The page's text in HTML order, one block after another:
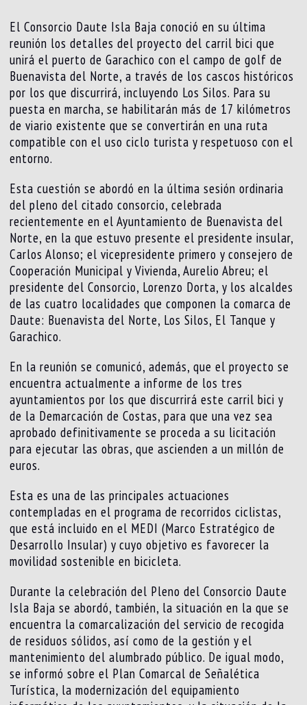
El Consorcio Daute Isla Baja conoció en su última
reunión los detalles del proyecto del carril bici que
unirá el puerto de Garachico con el campo de golf de
Buenavista del Norte, a través de los cascos históricos
por los que discurrirá, incluyendo Los Silos. Para su
puesta en marcha, se habilitarán más de 17 kilómetros
de viario existente que se convertirán en una ruta
compatible con el uso ciclo turista y respetuoso con el
entorno.
Esta cuestión se abordó en la última sesión ordinaria
del pleno del citado consorcio, celebrada
recientemente en el Ayuntamiento de Buenavista del
Norte, en la que estuvo presente el presidente insular,
Carlos Alonso; el vicepresidente primero y consejero de
Cooperación Municipal y Vivienda, Aurelio Abreu; el
presidente del Consorcio, Lorenzo Dorta, y los alcaldes
de las cuatro localidades que componen la comarca de
Daute: Buenavista del Norte, Los Silos, El Tanque y
Garachico.
En la reunión se comunicó, además, que el proyecto se
encuentra actualmente a informe de los tres
ayuntamientos por los que discurrirá este carril bici y
de la Demarcación de Costas, para que una vez sea
aprobado definitivamente se proceda a su licitación
para ejecutar las obras, que ascienden a un millón de
euros.
Esta es una de las principales actuaciones
contempladas en el programa de recorridos ciclistas,
que está incluido en el MEDI (Marco Estratégico de
Desarrollo Insular) y cuyo objetivo es favorecer la
movilidad sostenible en bicicleta.
Durante la celebración del Pleno del Consorcio Daute
Isla Baja se abordó, también, la situación en la que se
encuentra la comarcalización del servicio de recogida
de residuos sólidos, así como de la gestión y el
mantenimiento del alumbrado público. De igual modo,
se informó sobre el Plan Comarcal de Señalética
Turística, la modernización del equipamiento